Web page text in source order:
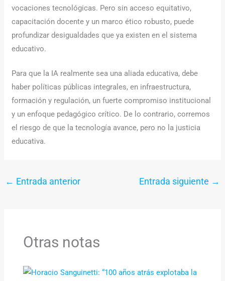
vocaciones tecnológicas. Pero sin acceso equitativo,
capacitación docente y un marco ético robusto, puede
profundizar desigualdades que ya existen en el sistema
educativo.
Para que la IA realmente sea una aliada educativa, debe
haber políticas públicas integrales, en infraestructura,
formación y regulación, un fuerte compromiso institucional
y un enfoque pedagógico crítico. De lo contrario, corremos
el riesgo de que la tecnología avance, pero no la justicia
educativa.
← Entrada anterior Entrada siguiente →
Otras notas